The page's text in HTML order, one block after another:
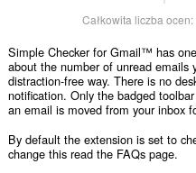
Całkowita liczba ocen:
Simple Checker for Gmail™ has
about the number of unread emails
distraction-free way. There is no
notification. Only the badged
an email is moved from your inbox
By default the extension is set to
change this read the FAQs page.